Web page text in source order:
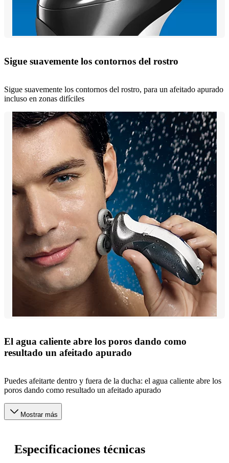
Sigue suavemente los contornos del rostro
Sigue suavemente los contornos del rostro, para un afeitado apurado
incluso en zonas difíciles
El agua caliente abre los poros dando como
resultado un afeitado apurado
Puedes afeitarte dentro y fuera de la ducha: el agua caliente abre los
poros dando como resultado un afeitado apurado
Mostrar más
Especificaciones técnicas